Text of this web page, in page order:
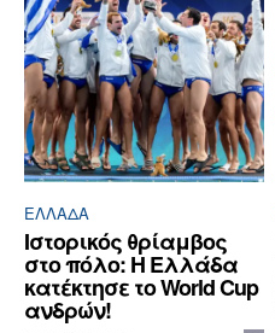
ΕΛΛΆΔΑ
Ιστορικός θρίαμβος
στο πόλο: Η Ελλάδα
κατέκτησε το World Cup
ανδρών!